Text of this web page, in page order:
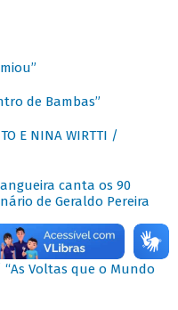
de Bambas”
E NINA WIRTTI /
canta os 90
de Geraldo Pereira
“As Voltas que o Mundo